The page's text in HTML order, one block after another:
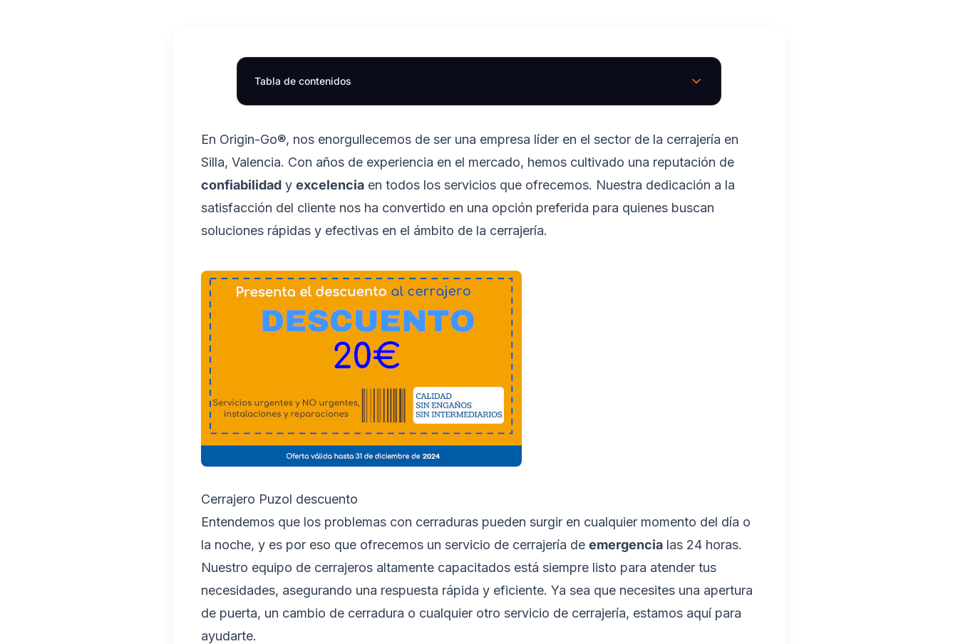
Tabla de contenidos
En Origin-Go®, nos enorgullecemos de ser una empresa líder en el sector de la cerrajería en
Silla, Valencia. Con años de experiencia en el mercado, hemos cultivado una reputación de
confiabilidad y excelencia en todos los servicios que ofrecemos. Nuestra dedicación a la
satisfacción del cliente nos ha convertido en una opción preferida para quienes buscan
soluciones rápidas y efectivas en el ámbito de la cerrajería.
Cerrajero Puzol descuento
Entendemos que los problemas con cerraduras pueden surgir en cualquier momento del día o
la noche, y es por eso que ofrecemos un servicio de cerrajería de emergencia las 24 horas.
Nuestro equipo de cerrajeros altamente capacitados está siempre listo para atender tus
necesidades, asegurando una respuesta rápida y eficiente. Ya sea que necesites una apertura
de puerta, un cambio de cerradura o cualquier otro servicio de cerrajería, estamos aquí para
ayudarte.